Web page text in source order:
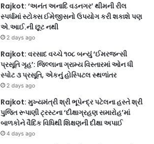
Rajkot: ‘અનંત અનાદિ વડનગર’ થીમની રીલ
સ્પર્ધામાં સ્ટોક્સ ઈમેજીસનો ઉપયોગ કરી શકાશે પણ
એ.આઈ.ની છૂટ નથી
2 days ago
Rajkot: વરસાદ વચ્ચે ૧૦૮ બન્યું ‘ઈમરજન્સી
પ્રસૂતિ ગૃહ’: જિલ્લાના ગ્રામ્ય વિસ્તારમાં ઓન ધી
સ્પોટ ૩ પ્રસૂતિ, એકનું હોસ્પિટલ સ્થળાંતર
2 days ago
Rajkot: મુખ્યમંત્રી શ્રી ભૂપેન્દ્ર પટેલના હસ્તે શ્રી
પુજિત રૂપાણી ટ્રસ્ટના ‘દીક્ષાગ્રહણ સમારોહ’માં
બાળકોને વૈદિક વિધિથી શિક્ષણની દીક્ષા અપાઈ
4 days ago